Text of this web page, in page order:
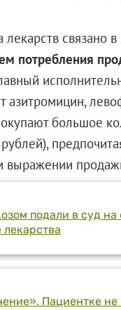
связано
потребления
азитромицин,
большое
выражении
подали в суд
Пациентке